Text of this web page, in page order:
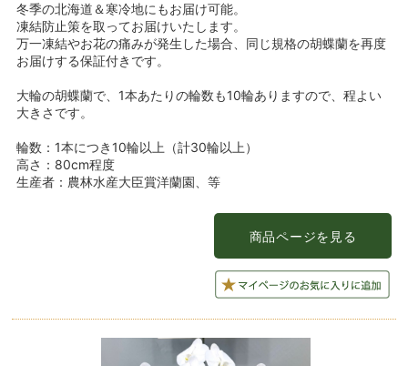
冬季の北海道＆寒冷地にもお届け可能。
凍結防止策を取ってお届けいたします。
万一凍結やお花の痛みが発生した場合、同じ規格の胡蝶蘭を再度
お届けする保証付きです。
大輪の胡蝶蘭で、1本あたりの輪数も10輪ありますので、程よい
大きさです。
輪数：1本につき10輪以上（計30輪以上）
高さ：80cm程度
生産者：農林水産大臣賞洋蘭園、等